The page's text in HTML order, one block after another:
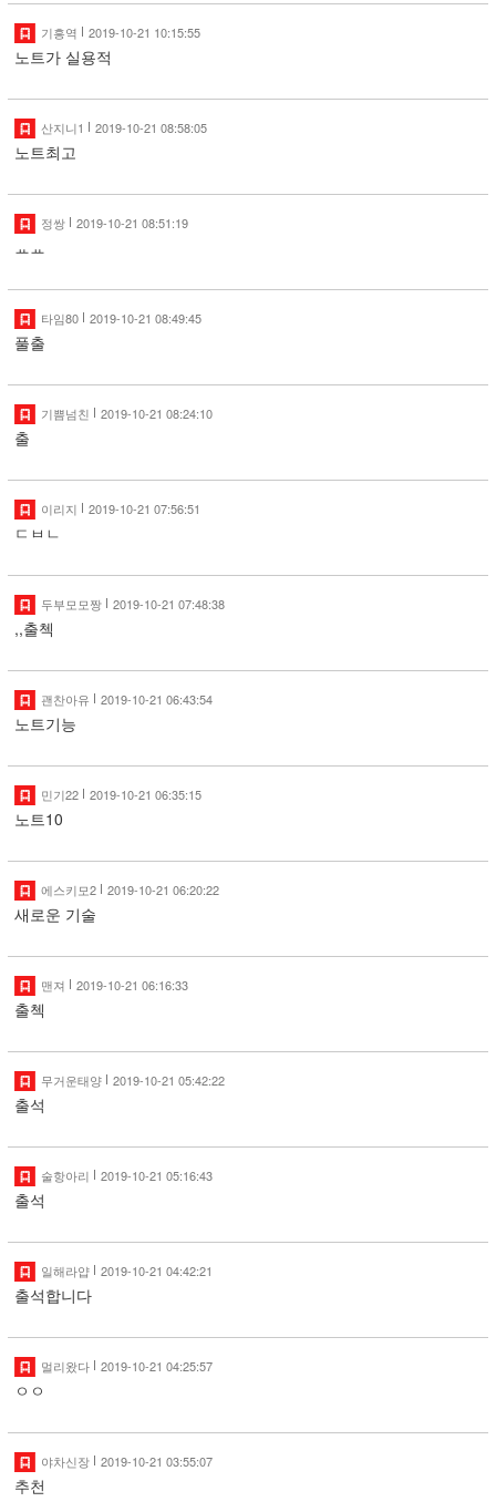
기흥역 2019-10-21 10:15:55
노트가 실용적
산지니1 2019-10-21 08:58:05
노트최고
정쌍 2019-10-21 08:51:19
ㅛㅛ
타임80 2019-10-21 08:49:45
풀출
기쁨넘친 2019-10-21 08:24:10
출
이리지 2019-10-21 07:56:51
ㄷㅂㄴ
두부모모짱 2019-10-21 07:48:38
,,출첵
괜찬아유 2019-10-21 06:43:54
노트기능
민기22 2019-10-21 06:35:15
노트10
에스키모2 2019-10-21 06:20:22
새로운 기술
맨져 2019-10-21 06:16:33
출첵
무거운태양 2019-10-21 05:42:22
출석
술항아리 2019-10-21 05:16:43
출석
일해라얍 2019-10-21 04:42:21
출석합니다
멀리왔다 2019-10-21 04:25:57
ㅇㅇ
야차신장 2019-10-21 03:55:07
추천